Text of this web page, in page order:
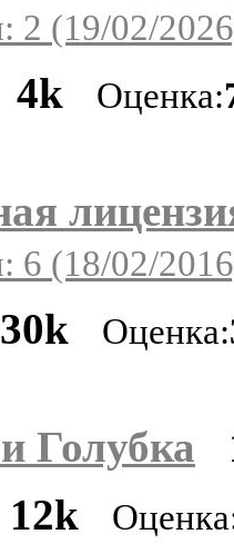
2 (19/02/
4k Оценка:
6 (18/02/
30k Оценка:
Голубка
12k